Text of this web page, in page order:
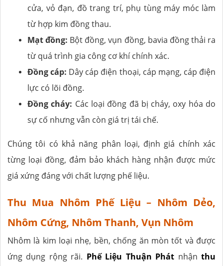
cửa, vỏ đạn, đồ trang trí, phụ tùng máy móc làm
từ hợp kim đồng thau.
Mạt đồng: Bột đồng, vụn đồng, bavia đồng thải ra
từ quá trình gia công cơ khí chính xác.
Đồng cáp: Dây cáp điện thoại, cáp mạng, cáp điện
lực có lõi đồng.
Đồng cháy: Các loại đồng đã bị cháy, oxy hóa do
sự cố nhưng vẫn còn giá trị tái chế.
Chúng tôi có khả năng phân loại, định giá chính xác
từng loại đồng, đảm bảo khách hàng nhận được mức
giá xứng đáng với chất lượng phế liệu.
Thu Mua Nhôm Phế Liệu – Nhôm Dẻo,
Nhôm Cứng, Nhôm Thanh, Vụn Nhôm
Nhôm là kim loại nhẹ, bền, chống ăn mòn tốt và được
ứng dụng rộng rãi. Phế Liệu Thuận Phát nhậnthu